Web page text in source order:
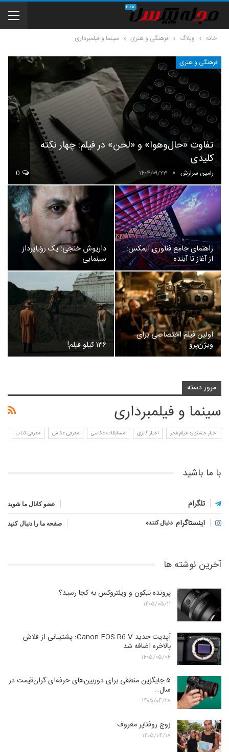
خانه وبلاگ فرهنگی و هنری سینما و فیلمبرداری
فرهنگی و هنری
تفاوت «حال‌وهوا» و «لحن» در فیلم: چهار نکته
کلیدی
رامین سرازش ۱۴۰۴/۰۹/۲۳
راهنمای جامع فناوری آیمکس:
از آغاز تا آینده
داریوش خنجی: یک رؤیاپرداز
سینمایی
اولین فیلم اختصاصی برای
ویژن‌پرو
۱۳۶ کیلو فیلم!
مرور دسته
سینما و فیلمبرداری
اخبار جشنواره فیلم فجر اخبار گالری مسابقات عکاسی معرفی عکاس معرفی کتاب
با ما باشید
تلگرام عضو کانال ما شوید
اینستاگرام دنبال کننده صفحه ما را دنبال کنید
آخرین نوشته ها
پرونده نیکون و ویلتروکس به کجا رسید؟
۱۴۰۵/۰۵/۱۱
آپدیت جدید Canon EOS R6 V؛ پشتیبانی از فلاش
بالاخره اضافه شد
۱۴۰۵/۰۵/۰۴
۵ جایگزین منطقی برای دوربین‌های حرفه‌ای گران‌قیمت در
سال…
۱۴۰۵/۰۴/۲۸
زوج روفتاپر معروف
۱۴۰۵/۰۴/۱۸